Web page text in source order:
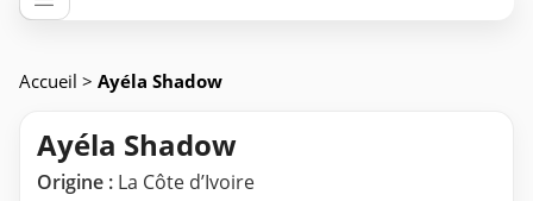
Accueil > Ayéla Shadow
Ayéla Shadow
Origine : La Côte d’Ivoire